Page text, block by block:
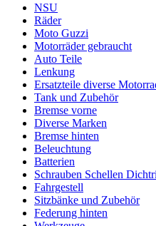
NSU
Räder
Moto Guzzi
Motorräder gebraucht
Auto Teile
Lenkung
Ersatzteile diverse
Tank und Zubehör
Bremse vorne
Diverse Marken
Bremse hinten
Beleuchtung
Batterien
Schrauben Schellen
Fahrgestell
Sitzbänke und Zubehör
Federung hinten